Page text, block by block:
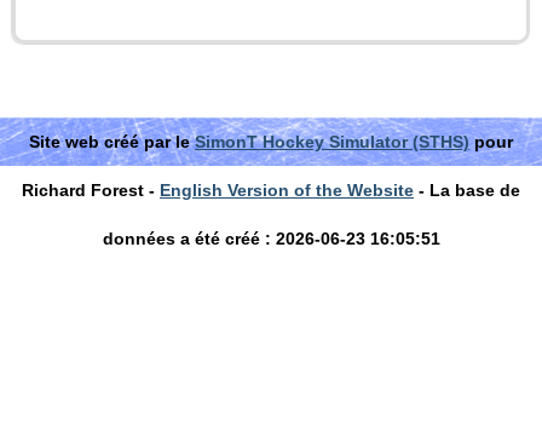
Site web créé par leSimonT Hockey Simulator (STHS)pour
Richard Forest - English Version of the Website - La base de
données a été créé : 2026-06-23 16:05:51